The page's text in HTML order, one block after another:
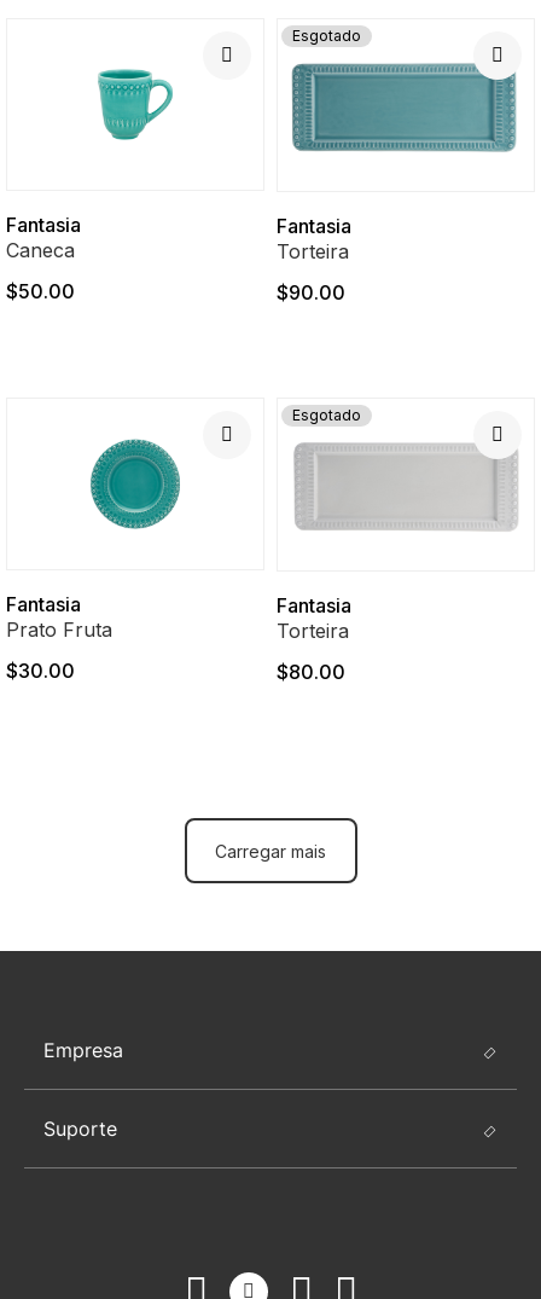
Fantasia
Caneca
$50.00
Esgotado
Fantasia
Torteira
$90.00
Fantasia
Prato Fruta
$30.00
Esgotado
Fantasia
Torteira
$80.00
Carregar mais
Empresa
Suporte